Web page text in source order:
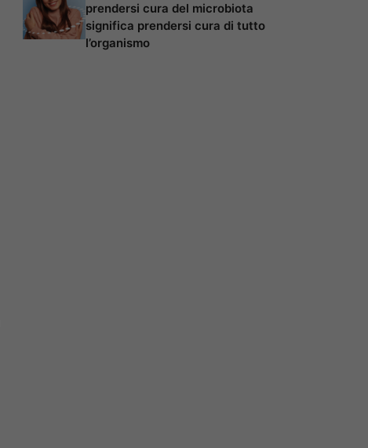
prendersi cura del microbiota
significa prendersi cura di tutto
l’organismo